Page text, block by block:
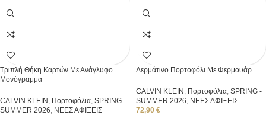
Τριπλή Θήκη Καρτών Με Ανάγλυφο
Μονόγραμμα
CALVIN KLEIN , Πορτοφόλια, SPRING -
SUMMER 2026, ΝΕΕΣ ΑΦΙΞΕΙΣ
Δερμάτινο Πορτοφόλι Με Φερμουάρ
CALVIN KLEIN , Πορτοφόλια, SPRING -
SUMMER 2026, ΝΕΕΣ ΑΦΙΞΕΙΣ
72,90 €